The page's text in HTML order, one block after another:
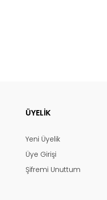
ÜYELİK
Yeni Üyelik
Üye Girişi
Şifremi Unuttum